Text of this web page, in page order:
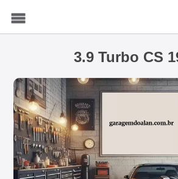
3.9 Turbo CS